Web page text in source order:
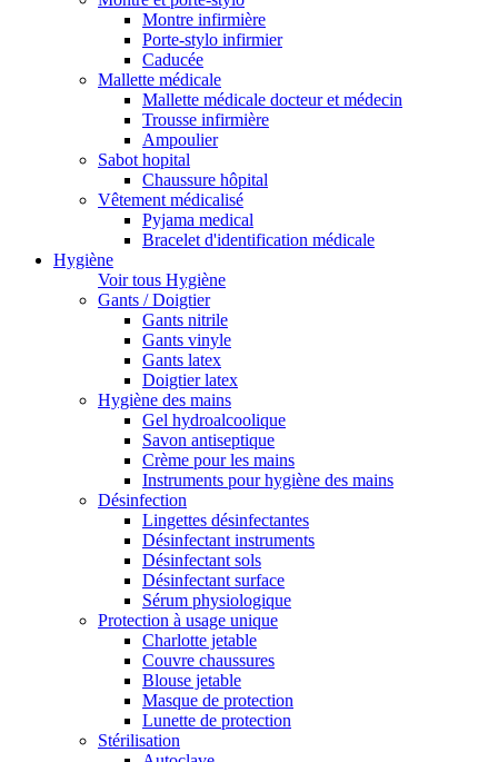
Montre infirmière
Porte-stylo infirmier
Caducée
Mallette médicale
Mallette médicale docteur et médecin
Trousse infirmière
Ampoulier
Sabot hopital
Chaussure hôpital
Vêtement médicalisé
Pyjama medical
Bracelet d'identification médicale
Hygiène
Voir tous Hygiène
Gants / Doigtier
Gants nitrile
Gants vinyle
Gants latex
Doigtier latex
Hygiène des mains
Gel hydroalcoolique
Savon antiseptique
Crème pour les mains
Instruments pour hygiène des mains
Désinfection
Lingettes désinfectantes
Désinfectant instruments
Désinfectant sols
Désinfectant surface
Sérum physiologique
Protection à usage unique
Charlotte jetable
Couvre chaussures
Blouse jetable
Masque de protection
Lunette de protection
Stérilisation